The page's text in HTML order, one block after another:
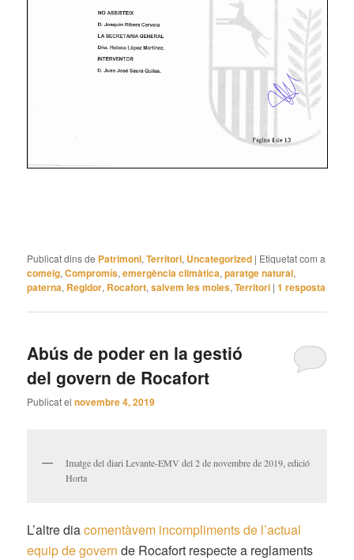
Publicat dins de Patrimoni,Territori, Uncategorized | Etiquetat com a
comeig,Compromís,emergència climàtica,paratge natural,
paterna, Regidor, Rocafort,salvem les moles,Territori |1 resposta
Abús de poder en la gestió
del govern de Rocafort
Publicat elnovembre 4, 2019
Imatge del diari Levante-EMV del 2 de novembre de 2019, edició
Horta
L’altre diacomentàvem incompliments de l’actual
equip de govern de Rocafort respecte a reglaments